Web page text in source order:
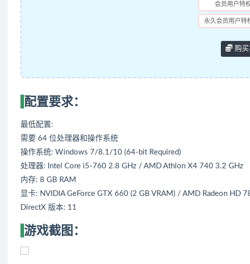
会员用户特权
永久会员用户特
购
配置要求：
最低配置:
需要 64 位处理器和操作系统
操作系统: Windows 7/8.1/10 (64-bit Required)
处理器: Intel Core i5-760 2.8 GHz / AMD Athlon X4 740 3.2 GHz
内存: 8 GB RAM
显卡: NVIDIA GeForce GTX 660 (2 GB VRAM) / AMD Radeon HD
DirectX 版本: 11
游戏截图：